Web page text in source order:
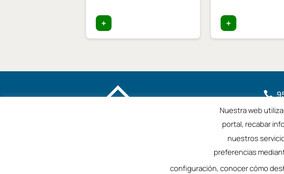
+ +


©2025 – Colegio de Arquitectos de Málaga
Nuestra web
portal, recabar
nuestros
preferencias
configuración, conocer cómo